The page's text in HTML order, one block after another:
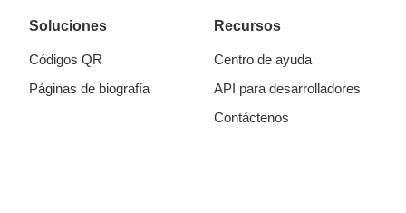
Soluciones
Códigos QR
Páginas de biografía
Recursos
Centro de ayuda
API para desarrolladores
Contáctenos